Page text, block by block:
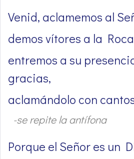
Venid, aclamemos al
demos vítores a la
entremos a su
gracias,
aclamándolo con
-se repite la antífona
Porque el Señor es un